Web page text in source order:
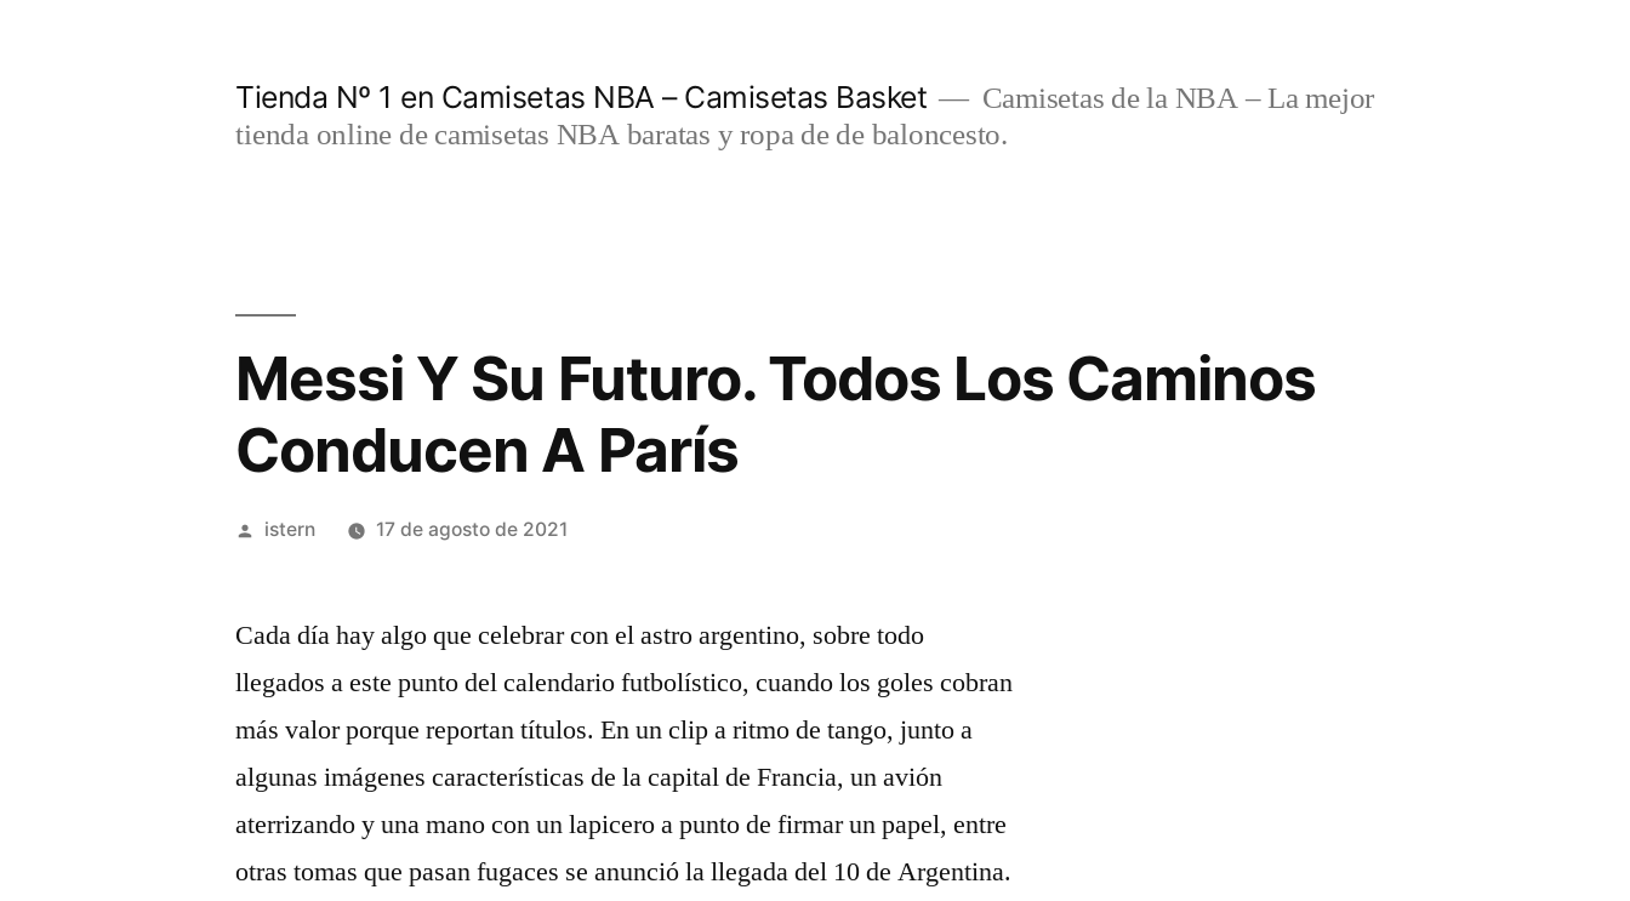
Tienda Nº 1 en Camisetas NBA – Camisetas Basket
Camisetas de la NBA – La mejor
tienda online de camisetas NBA baratas y ropa de de baloncesto.
Messi Y Su Futuro. Todos Los Caminos
Conducen A París
Publicado
istern 17 de agosto de 2021
Cada día hay algo que celebrar con el astro argentino, sobre todo
llegados a este punto del calendario futbolístico, cuando los goles cobran
más valor porque reportan títulos. En un clip a ritmo de tango, junto a
algunas imágenes características de la capital de Francia, un avión
aterrizando y una mano con un lapicero a punto de firmar un papel, entre
otras tomas que pasan fugaces se anunció la llegada del 10 de Argentina.